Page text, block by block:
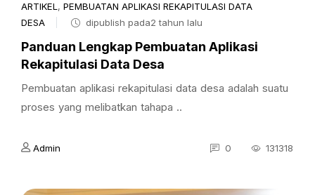
ARTIKEL , PEMBUATAN APLIKASI REKAPITULASI DATA
DESA
dipublish pada2 tahun lalu
Panduan Lengkap Pembuatan Aplikasi
Rekapitulasi Data Desa
Pembuatan aplikasi rekapitulasi data desa adalah suatu
proses yang melibatkan tahapa ..
Admin 0 131318